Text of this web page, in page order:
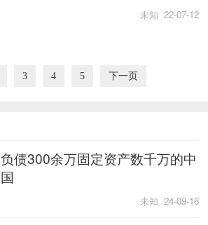
未知 22-07-12
3 4 5 下一页
负债300余万固定资产数千万的中
国
未知 24-09-16